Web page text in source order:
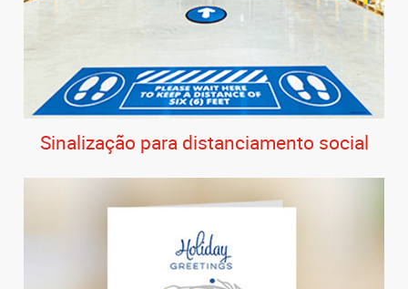
Sinalização para distanciamento social